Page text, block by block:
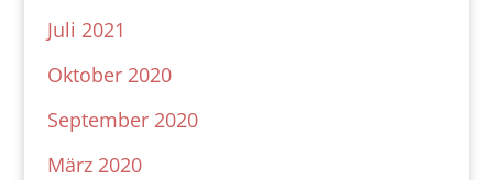
Juli 2021
Oktober 2020
September 2020
März 2020